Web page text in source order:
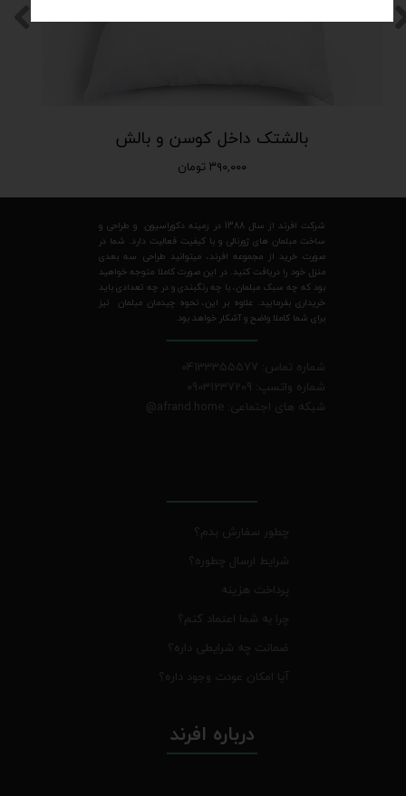
بالشتک داخل کوسن و بالش
۳۹۰,۰۰۰ تومان
شرکت افرند از سال 1388 در زمینه دکوراسیون و طراحی و
ساخت مبلمان های ژورنالی و با کیفیت فعالیت دارد. شما در
صورت خرید از مجموعه افرند، میتوانید طراحی سه بعدی
منزل خود را دریافت کنید. در این صورت کاملا متوجه خواهید
بود که چه سبک مبلمان، با چه رنگبندی و در چه تعدادی باید
خریداری بفرمایید. علاوه بر این، نحوه چیدمان مبلمان نیز
برای شما کاملا واضح و آشکار خواهد بود.
شماره تماس: 04133355577
شماره واتسپ: 09031237209
شبکه های اجتماعی: afrand.home
@
چطور سفارش بدم؟
شرایط ارسال چطوره؟
پرداخت هزینه
چرا به شما اعتماد کنم؟
ضمانت چه شرایطی داره؟
آیا امکان عودت وجود داره؟
درباره افرند